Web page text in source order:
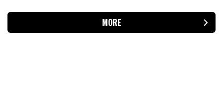
MORE